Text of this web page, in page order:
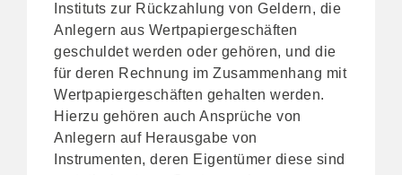
Instituts zur Rückzahlung von Geldern, die
Anlegern aus Wertpapiergeschäften
geschuldet werden oder gehören, und die
für deren Rechnung im Zusammenhang mit
Wertpapiergeschäften gehalten werden.
Hierzu gehören auch Ansprüche von
Anlegern auf Herausgabe von
Instrumenten, deren Eigentümer diese sind